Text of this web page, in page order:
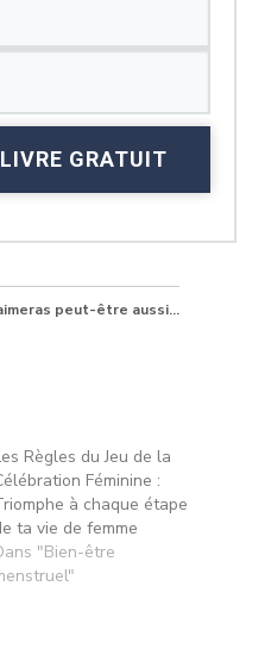
GRATUIT
aimeras peut-être aussi...
Règles du Jeu de la
Féminine :
à chaque étape
ta vie de femme
"Bien-être